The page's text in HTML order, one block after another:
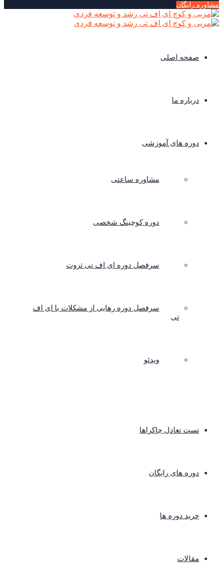
مشاوره رایگان
صفحه اصلی
درباره ما
دوره های آموزشی
مشاوره ساعتی
دوره کوچینگ شخصی
سرفصل دوره ای اف تی ثروت
سرفصل دوره رهایی از مشکلات با ای اف
تی
ویدئو
تست تعادل چاکراها
دوره های رایگان
خرید دوره ها
مقالات